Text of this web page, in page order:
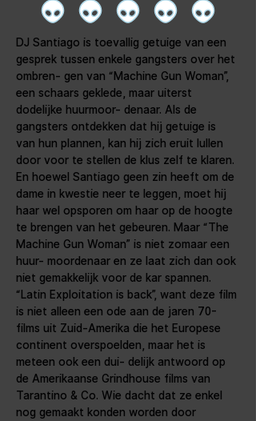
DJ Santiago is toevallig getuige van een
gesprek tussen enkele gangsters over het
ombren- gen van “Machine Gun Woman”,
een schaars geklede, maar uiterst
dodelijke huurmoor- denaar. Als de
gangsters ontdekken dat hij getuige is
van hun plannen, kan hij zich eruit lullen
door voor te stellen de klus zelf te klaren.
En hoewel Santiago geen zin heeft om de
dame in kwestie neer te leggen, moet hij
haar wel opsporen om haar op de hoogte
te brengen van het gebeuren. Maar “The
Machine Gun Woman” is niet zomaar een
huur- moordenaar en ze laat zich dan ook
niet gemakkelijk voor de kar spannen.
“Latin Exploitation is back”, want deze film
is niet alleen een ode aan de jaren 70-
films uit Zuid-Amerika die het Europese
continent overspoelden, maar het is
meteen ook een dui- delijk antwoord op
de Amerikaanse Grindhouse films van
Tarantino & Co. Wie dacht dat ze enkel
nog gemaakt konden worden door